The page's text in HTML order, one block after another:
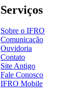
Serviços
Sobre o IFRO
Comunicação
Ouvidoria
Contato
Site Antigo
Fale Conosco
IFRO Mobile